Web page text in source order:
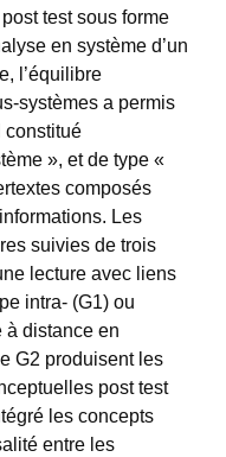
test sous forme
en système d’un
l’équilibre
systèmes a permis
constitué
», et de type «
composés
Les
suivies de trois
lecture avec liens
intra- (G1) ou
à distance en
G2 produisent les
post test
les concepts
entre les